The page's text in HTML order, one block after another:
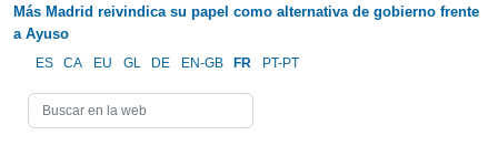
Más Madrid reivindica su papel como alternativa de gobierno frente
a Ayuso
ES CA EU GL DE EN-GB FR PT-PT